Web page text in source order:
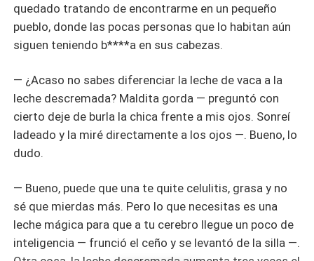
quedado tratando de encontrarme en un pequeño
pueblo, donde las pocas personas que lo habitan aún
siguen teniendo b****a en sus cabezas.
— ¿Acaso no sabes diferenciar la leche de vaca a la
leche descremada? Maldita gorda — preguntó con
cierto deje de burla la chica frente a mis ojos. Sonreí
ladeado y la miré directamente a los ojos —. Bueno, lo
dudo.
— Bueno, puede que una te quite celulitis, grasa y no
sé que mierdas más. Pero lo que necesitas es una
leche mágica para que a tu cerebro llegue un poco de
inteligencia — frunció el ceño y se levantó de la silla —.